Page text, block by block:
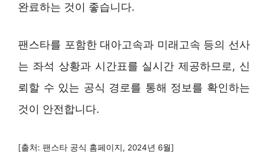
완료하는 것이 좋습니다.
팬스타를 포함한 대아고속과 미래고속 등의 선사
는 좌석 상황과 시간표를 실시간 제공하므로, 신
뢰할 수 있는 공식 경로를 통해 정보를 확인하는
것이 안전합니다.
[출처: 팬스타 공식 홈페이지, 2024년 6월]